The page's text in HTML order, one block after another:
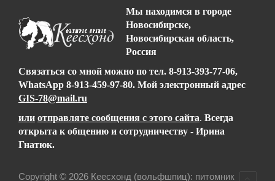
Мы находимся в городе
Новосибирске,
Новосибирская область,
Россия
Связаться со мной можно по тел. 8-913-393-77-06,
WhatsApp 8-913-459-97-80. Мой электронный адрес
GIS-78@mail.ru
или отправляте сообщения с этого сайта. Всегда
открыта к общению и сотрудничеству - Ирина
Гнатюк.
Copyright © 2026 Кеесхонд (вольфшпиц): питомник